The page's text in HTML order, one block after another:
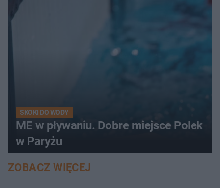
SKOKI DO WODY
ME w pływaniu. Dobre miejsce Polek
w Paryżu
ZOBACZ WIĘCEJ